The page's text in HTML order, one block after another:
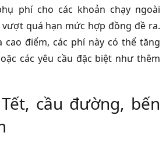
phí cho các khoản chạy ngoài
quá hạn mức hợp đồng đề ra.
điểm, các phí này có thể tăng
các yêu cầu đặc biệt như thêm
cầu đường, bến